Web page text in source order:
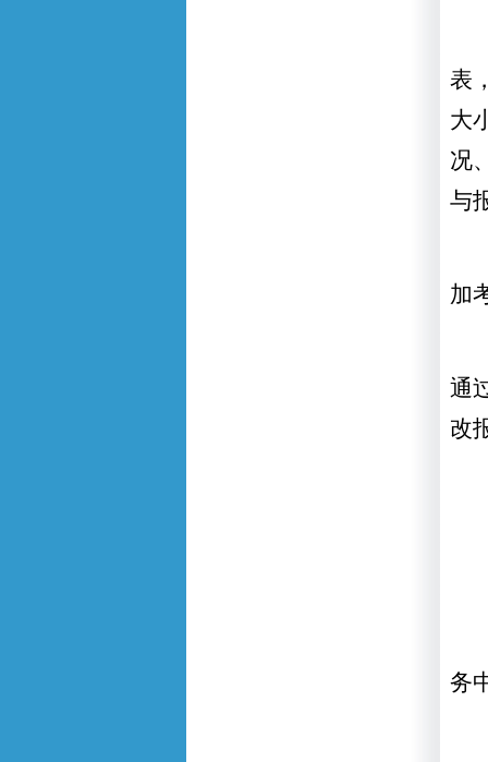
表
大
况
与
加
通
改
务